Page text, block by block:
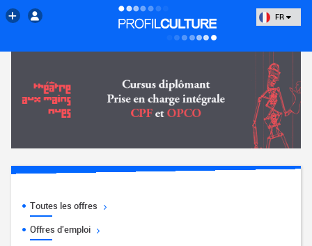
FR
Toutes les offres
Offres d'emploi